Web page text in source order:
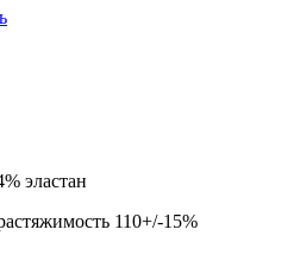
эластан
110+/-15%